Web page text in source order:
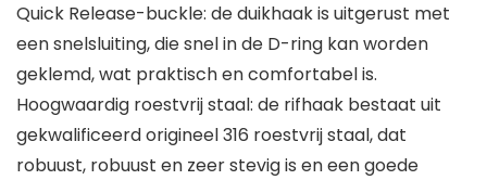
Quick Release-buckle: de duikhaak is uitgerust met
een snelsluiting, die snel in de D-ring kan worden
geklemd, wat praktisch en comfortabel is.
Hoogwaardig roestvrij staal: de rifhaak bestaat uit
gekwalificeerd origineel 316 roestvrij staal, dat
robuust, robuust en zeer stevig is en een goede